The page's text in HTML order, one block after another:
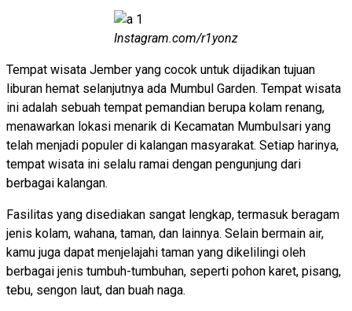
Instagram.com/r1yonz
Tempat wisata Jember yang cocok untuk dijadikan tujuan
liburan hemat selanjutnya ada Mumbul Garden. Tempat wisata
ini adalah sebuah tempat pemandian berupa kolam renang,
menawarkan lokasi menarik di Kecamatan Mumbulsari yang
telah menjadi populer di kalangan masyarakat. Setiap harinya,
tempat wisata ini selalu ramai dengan pengunjung dari
berbagai kalangan.
Fasilitas yang disediakan sangat lengkap, termasuk beragam
jenis kolam, wahana, taman, dan lainnya. Selain bermain air,
kamu juga dapat menjelajahi taman yang dikelilingi oleh
berbagai jenis tumbuh-tumbuhan, seperti pohon karet, pisang,
tebu, sengon laut, dan buah naga.